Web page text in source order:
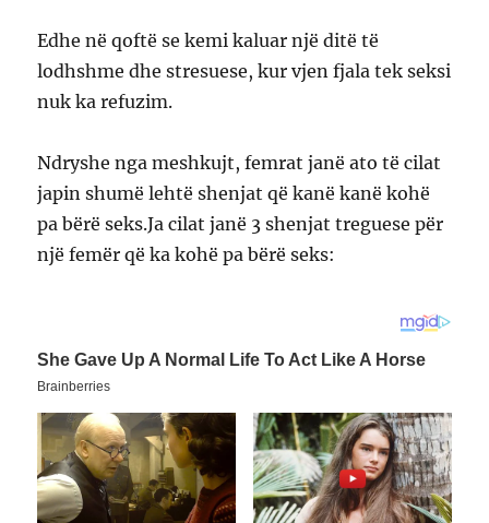
Edhe në qoftë se kemi kaluar një ditë të
lodhshme dhe stresuese, kur vjen fjala tek seksi
nuk ka refuzim.
Ndryshe nga meshkujt, femrat janë ato të cilat
japin shumë lehtë shenjat që kanë kanë kohë
pa bërë seks.Ja cilat janë 3 shenjat treguese për
një femër që ka kohë pa bërë seks: